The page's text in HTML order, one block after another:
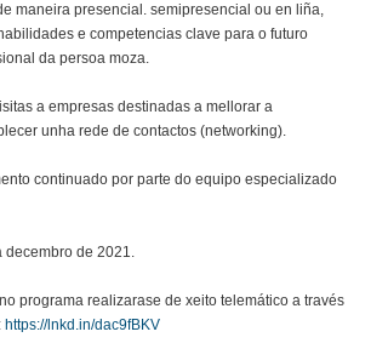
maneira presencial. semipresencial ou en liña,
e competencias clave para o futuro
da persoa moza.
a empresas destinadas a mellorar a
unha rede de contactos (networking).
continuado por parte do equipo especializado
decembro de 2021.
programa realizarase de xeito telemático a través
https://lnkd.in/dac9fBKV